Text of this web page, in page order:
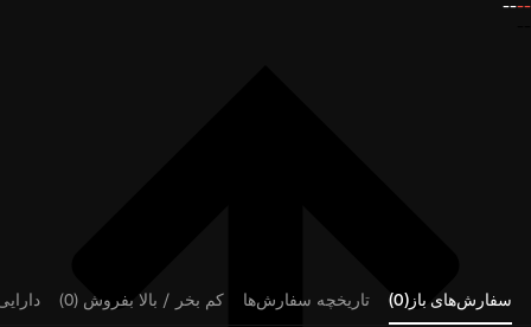
--
--
سفارش‌های باز(0) تاریخچه سفارش‌ها کم بخر / بالا بفروش (0)